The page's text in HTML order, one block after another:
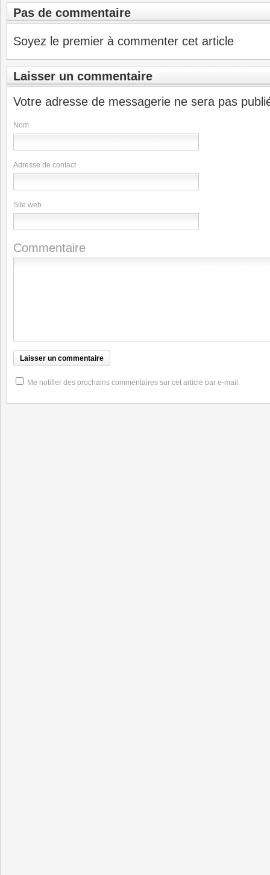
Pas de commentaire
Soyez le premier à commenter cet article
Laisser un commentaire
Votre adresse de messagerie ne sera pas
Nom
Adresse de contact
Site web
Commentaire
Me notifier des prochains commentaires sur cet article par e-mail.